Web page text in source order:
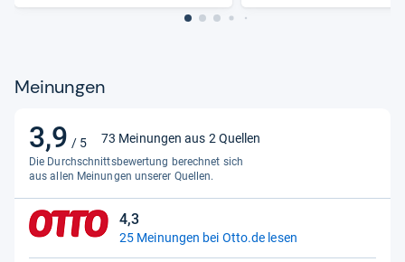
495 mm
Verpackungshöhe
Logistikdaten
Ursprungsland
Ergonomie
Innenbeleuchtung Kühleinheit Ja
Meinungen
3,9 / 5
3,9
von
5
Sternen
73 Meinungen aus 2 Quellen
Die Durchschnittsbewertung berechnet sich
aus allen Meinungen unserer Quellen.
4,3
4,3
von
25 Meinungen bei Otto.de lesen